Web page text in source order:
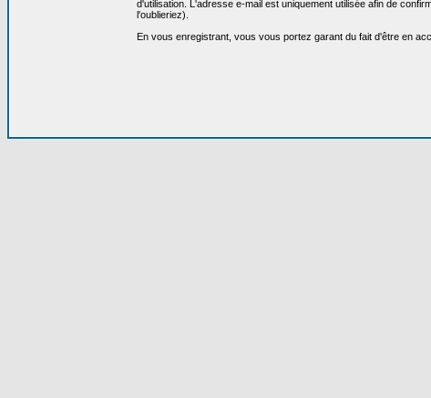
d'utilisation. L'adresse e-mail est uniquement utilisée afin de
l'oublieriez).
En vous enregistrant, vous vous portez garant du fait d'être en